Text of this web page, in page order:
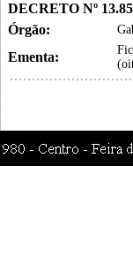
DECRETO Nº
Órgão:
Ementa: